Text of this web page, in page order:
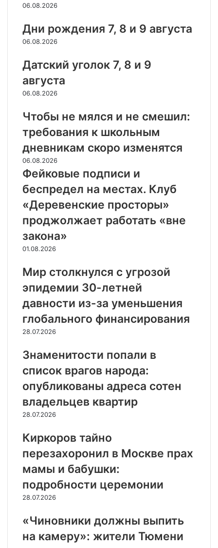
06.08.2026
Дни рождения 7, 8 и 9 августа
06.08.2026
Датский уголок 7, 8 и 9
августа
06.08.2026
Чтобы не мялся и не смешил:
требования к школьным
дневникам скоро изменятся
06.08.2026
Фейковые подписи и
беспредел на местах. Клуб
«Деревенские просторы»
проджолжает работать «вне
закона»
01.08.2026
Мир столкнулся с угрозой
эпидемии 30-летней
давности из-за уменьшения
глобального финансирования
28.07.2026
Знаменитости попали в
список врагов народа:
опубликованы адреса сотен
владельцев квартир
28.07.2026
Киркоров тайно
перезахоронил в Москве прах
мамы и бабушки:
подробности церемонии
28.07.2026
«Чиновники должны выпить
на камеру»: жители Тюмени